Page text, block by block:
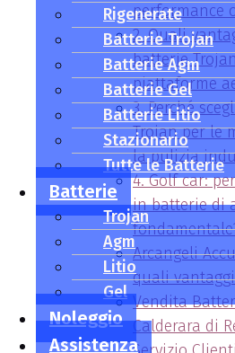
Rigenerate
Batterie Trojan
Batterie Agm
Batterie Gel
Batterie Litio
Stazionario
Tutte le Batterie
Batterie
Trojan
Agm
Litio
Gel
Noleggio
Assistenza
performance
2. Quali
batterie
piattaforme
3. Perché
Trojan per le
la pulizia
4. Golf car:
in batterie di
Arcangeli
quali
Vendita
Calderara di